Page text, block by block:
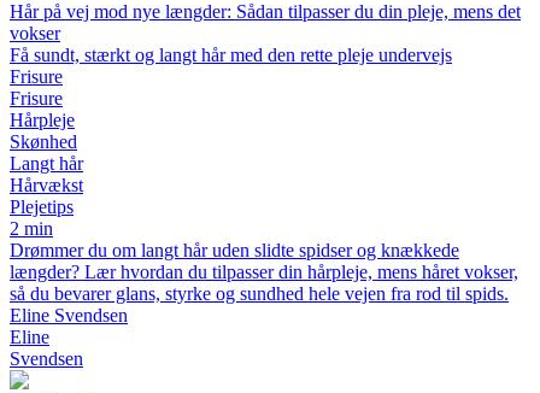
Hår på vej mod nye længder: Sådan tilpasser du din pleje, mens det
vokser
Få sundt, stærkt og langt hår med den rette pleje undervejs
Frisure
Frisure
Hårpleje
Skønhed
Langt hår
Hårvækst
Plejetips
2 min
Drømmer du om langt hår uden slidte spidser og knækkede
længder? Lær hvordan du tilpasser din hårpleje, mens håret vokser,
så du bevarer glans, styrke og sundhed hele vejen fra rod til spids.
Eline Svendsen
Eline
Svendsen